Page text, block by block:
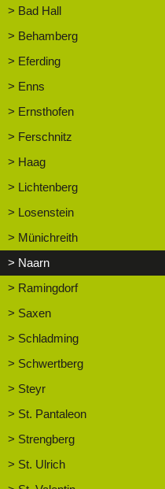
> Bad Hall
> Behamberg
> Eferding
> Enns
> Ernsthofen
> Ferschnitz
> Haag
> Lichtenberg
> Losenstein
> Münichreith
> Naarn
> Ramingdorf
> Saxen
> Schladming
> Schwertberg
> Steyr
> St. Pantaleon
> Strengberg
> St. Ulrich